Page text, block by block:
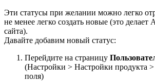
Эти статусы при желании можно легко
не менее легко создать новые (это делает
сайта).
Давайте добавим новый статус:
Перейдите на страницу
(Настройки > Настройки продукта >
поля)